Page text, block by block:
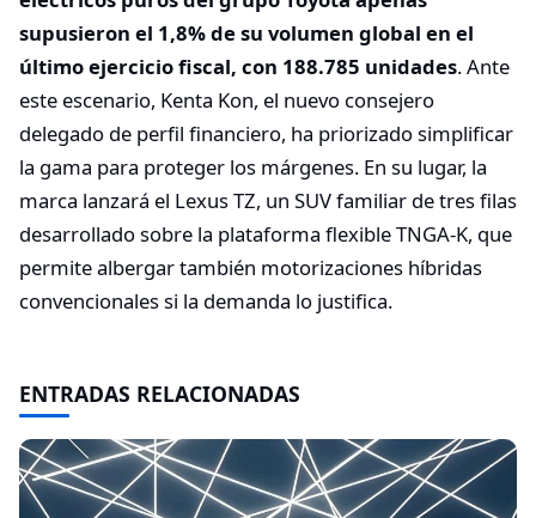
supusieron el 1,8% de su volumen global en el
último ejercicio fiscal, con 188.785 unidades. Ante
este escenario, Kenta Kon, el nuevo consejero
delegado de perfil financiero, ha priorizado simplificar
la gama para proteger los márgenes. En su lugar, la
marca lanzará el Lexus TZ, un SUV familiar de tres filas
desarrollado sobre la plataforma flexible TNGA-K, que
permite albergar también motorizaciones híbridas
convencionales si la demanda lo justifica.
ENTRADAS RELACIONADAS